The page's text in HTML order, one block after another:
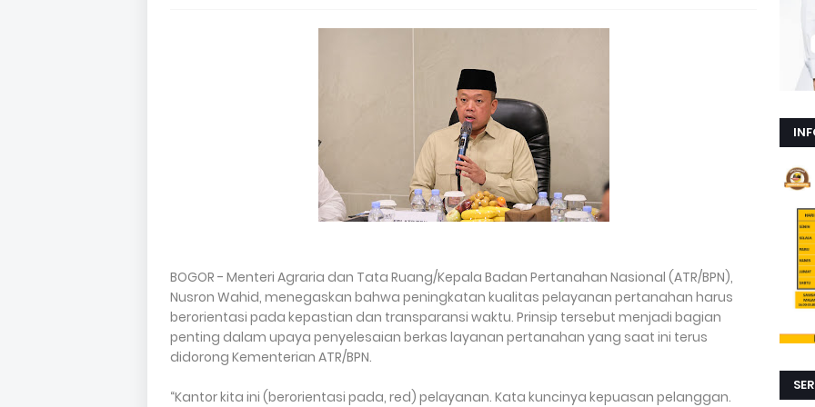
BOGOR - Menteri Agraria dan Tata Ruang/Kepala Badan Pertanahan Nasional (ATR/BPN),
Nusron Wahid, menegaskan bahwa peningkatan kualitas pelayanan pertanahan harus
berorientasi pada kepastian dan transparansi waktu. Prinsip tersebut menjadi bagian
penting dalam upaya penyelesaian berkas layanan pertanahan yang saat ini terus
didorong Kementerian ATR/BPN.
“Kantor kita ini (berorientasi pada, red) pelayanan. Kata kuncinya kepuasan pelanggan.